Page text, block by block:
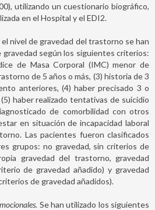
utilizando un cuestionario biográfico,
en el Hospital y el EDI2.
nivel de gravedad del trastorno se han
según los siguientes criterios:
de Masa Corporal (IMC) menor de
de 5 años o más, (3) historia de 3
anteriores, (4) haber precisado 3 o
haber realizado tentativas de suicidio
de comorbilidad con otros
en situación de incapacidad laboral
Las pacientes fueron clasificados
grupos: no gravedad, sin criterios de
gravedad del trastorno, gravedad
de gravedad añadido) y gravedad
de gravedad añadidos).
Se han utilizado los siguientes